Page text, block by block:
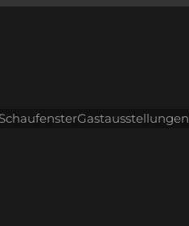
SchaufensterGastausstellungen